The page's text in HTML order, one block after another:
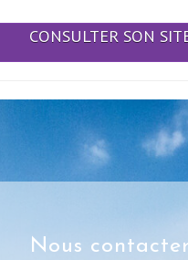
CONSULTER SON
nous contacter